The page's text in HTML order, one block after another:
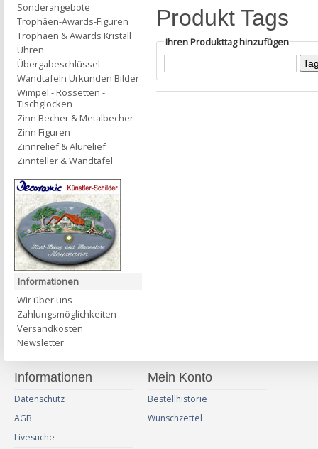
Produkt Tags
Ihren Produkttag hinzufügen
Sonderangebote
Trophäen-Awards-Figuren
Trophäen & Awards Kristall
Uhren
Übergabeschlüssel
Wandtafeln Urkunden Bilder
Wimpel - Rossetten -
Tischglocken
Zinn Becher & Metalbecher
Zinn Figuren
Zinnrelief & Alurelief
Zinnteller & Wandtafel
Informationen
Wir über uns
Zahlungsmöglichkeiten
Versandkosten
Newsletter
Informationen
Datenschutz
AGB
Livesuche
Mein Konto
Bestellhistorie
Wunschzettel